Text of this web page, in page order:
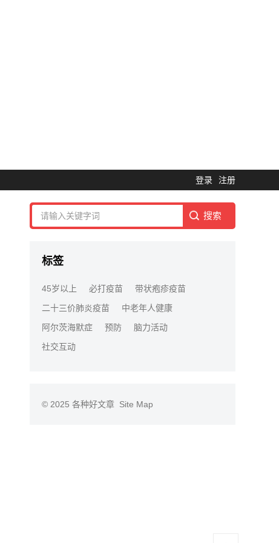
登录 注册
标签
45岁以上 必打疫苗
带状疱疹疫苗
二十三价肺炎疫苗
中老年人健康
阿尔茨海默症
预防
脑力活动
社交互动
© 2025 各种好文章 Site Map